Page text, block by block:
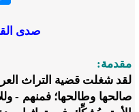
صدى
مقدمة:
لقد شغلت قضية التراث
صالحها وطالحها؛ فمنهم -